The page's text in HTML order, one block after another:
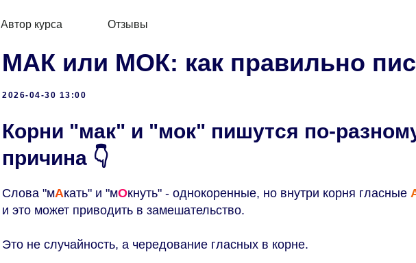
Автор курса Отзывы
МАК или МОК: как правильно
2026-04-30 13:00
Корни "мак" и "мок" пишутся по-
причина 👇
Слова "мАкать" и "мОкнуть" - однокоренные, но внутри корня гласные
и это может приводить в замешательство.
Это не случайность, а чередование гласных в корне.